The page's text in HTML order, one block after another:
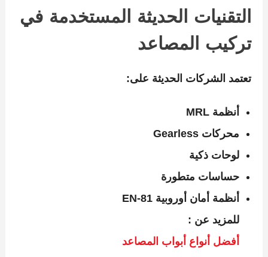
التقنيات الحديثة المستخدمة في
تركيب المصاعد
تعتمد الشركات الحديثة على:
أنظمة MRL
محركات Gearless
لوحات ذكية
حساسات متطورة
أنظمة أمان أوروبية EN-81
للمزيد عن :
أفضل أنواع أبواب المصاعد